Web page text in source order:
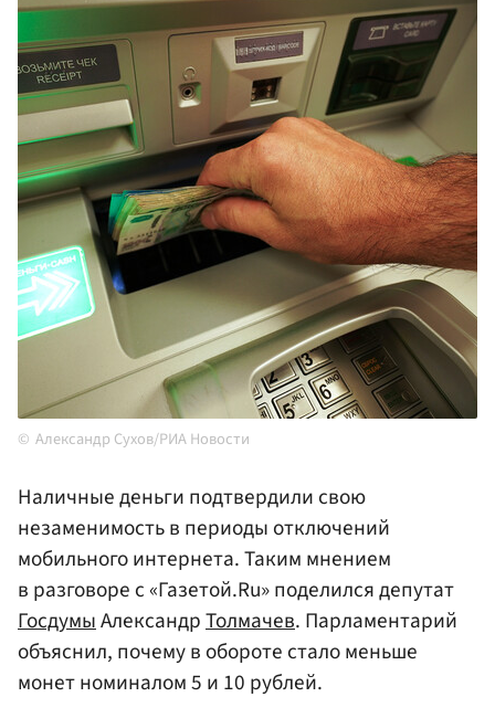
Александр Сухов/РИА Новости
Наличные деньги подтвердили свою
незаменимость в периоды отключений
мобильного интернета. Таким мнением
в разговоре с «Газетой.Ru» поделился депутат
ГосдумыАлександрТолмачев. Парламентарий
объяснил, почему в обороте стало меньше
монет номиналом 5 и 10 рублей.